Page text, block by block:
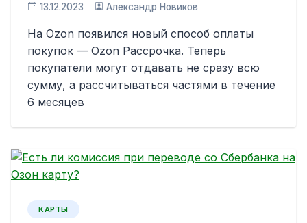
13.12.2023 Александр Новиков
На Ozon появился новый способ оплаты
покупок — Ozon Рассрочка. Теперь
покупатели могут отдавать не сразу всю
сумму, а рассчитываться частями в течение
6 месяцев
КАРТЫ